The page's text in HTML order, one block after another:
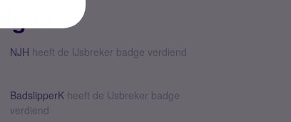
NJH heeft de IJsbreker badge verdiend
BadslipperK heeft de IJsbreker badge
verdiend